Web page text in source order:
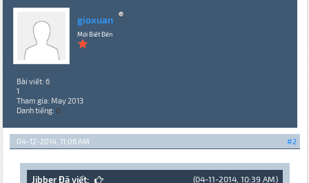
gioxuan
Mới Biết Đến
Bài viết: 6
1
Tham gia: May 2013
Danh tiếng: 0
#2
04-12-2014, 11:06 AM
(04-11-2014, 10:39 AM)
Jibber Đã viết: